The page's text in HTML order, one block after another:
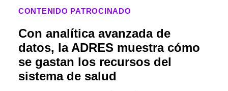
CONTENIDO PATROCINADO
Con analítica avanzada de
datos, la ADRES muestra cómo
se gastan los recursos del
sistema de salud